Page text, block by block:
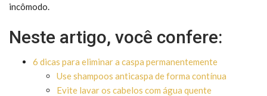
incômodo.
Neste artigo, você confere:
6 dicas para eliminar a caspa permanentemente
Use shampoos anticaspa de forma contínua
Evite lavar os cabelos com água quente